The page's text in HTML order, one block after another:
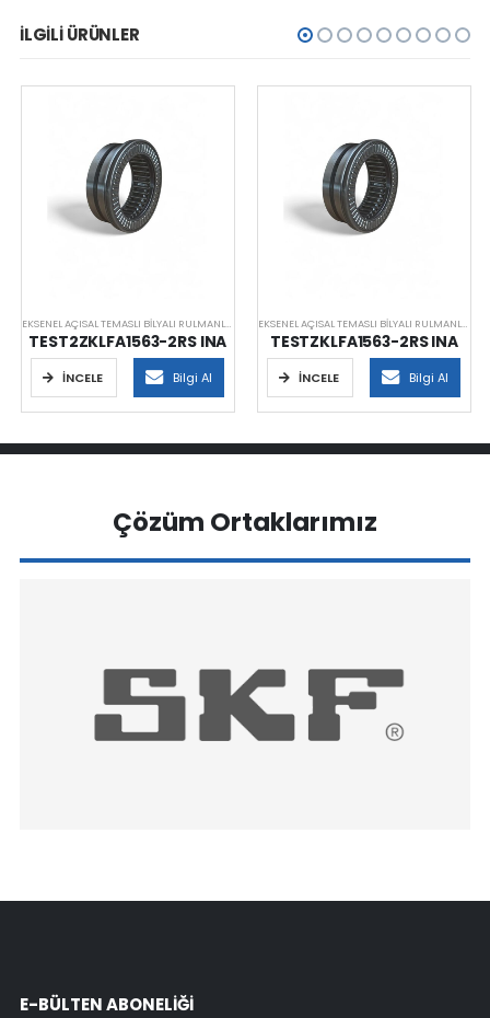
İLGILI ÜRÜNLER
TEST2ZKLFA1563-2RS INA
İNCELE Bilgi Al
TESTZKLFA1563-2RS INA
İNCELE Bilgi Al
Çözüm Ortaklarımız
E-BÜLTEN ABONELİĞİ